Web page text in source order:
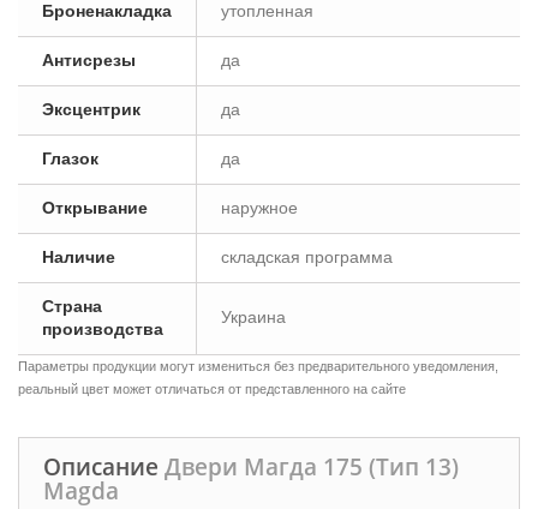
Броненакладка утопленная
Антисрезы да
Эксцентрик да
Глазок да
Открывание наружное
Наличие складская программа
Страна
производства
Украина
Параметры продукции могут измениться без предварительного уведомления,
реальный цвет может отличаться от представленного на сайте
Описание Двери Магда 175 (Тип 13)
Magda